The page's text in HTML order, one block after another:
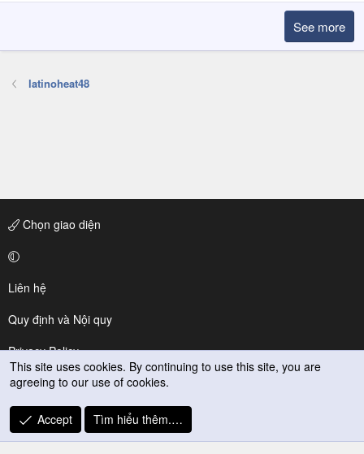
See more
latinoheat48
Chọn giao diện
Liên hệ
Quy định và Nội quy
Privacy Policy
Trợ giúp
R
S
This site uses cookies. By continuing to use this site, you are
agreeing to our use of cookies.
Accept Tìm hiểu thêm.…